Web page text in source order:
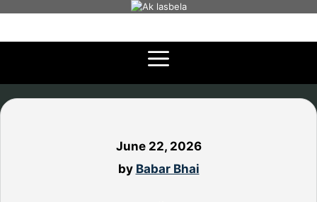
content
June 22, 2026
by Babar Bhai